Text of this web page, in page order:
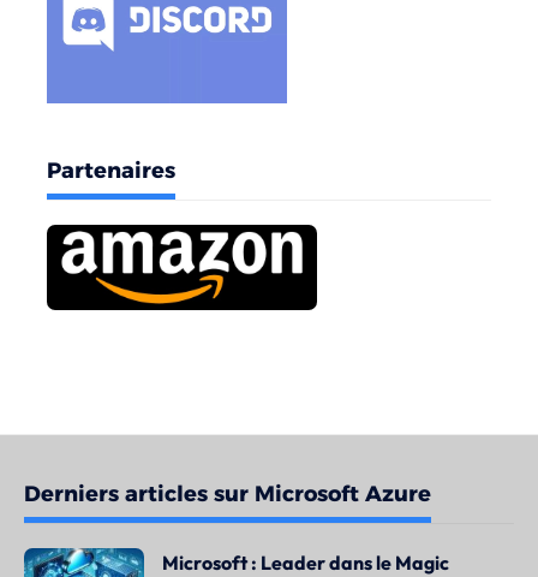
Partenaires
Derniers articles sur Microsoft Azure
Microsoft : Leader dans le Magic